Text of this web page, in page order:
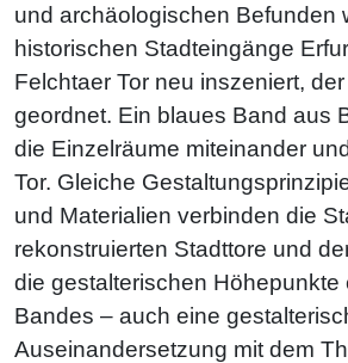
und archäologischen Befunden
historischen Stadteingänge
Felchtaer Tor neu inszeniert,
geordnet. Ein blaues Band aus
die Einzelräume miteinander
Tor. Gleiche
und Materialien verbinden die
rekonstruierten Stadttore und
die gestalterischen Höhepunkte
Bandes – auch eine
Auseinandersetzung mit dem